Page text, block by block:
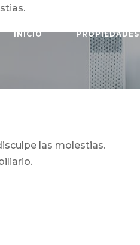
INICIO PROPIEDADES
las molestias.